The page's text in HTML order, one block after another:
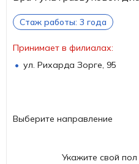
Стаж работы: 3 года
Принимает в филиалах:
ул. Рихарда Зорге, 95
Выберите направление
Укажите свой